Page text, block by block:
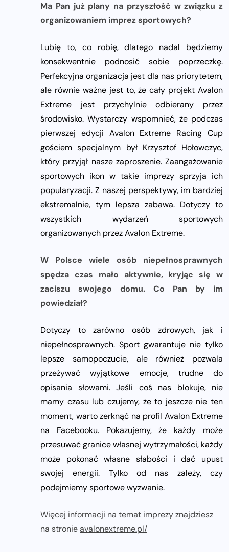
Ma Pan już plany na przyszłość w związku z
organizowaniem imprez sportowych?
Lubię to, co robię, dlatego nadal będziemy
konsekwentnie podnosić sobie poprzeczkę.
Perfekcyjna organizacja jest dla nas priorytetem,
ale równie ważne jest to, że cały projekt Avalon
Extreme jest przychylnie odbierany przez
środowisko. Wystarczy wspomnieć, że podczas
pierwszej edycji Avalon Extreme Racing Cup
gościem specjalnym był Krzysztof Hołowczyc,
który przyjął nasze zaproszenie. Zaangażowanie
sportowych ikon w takie imprezy sprzyja ich
popularyzacji. Z naszej perspektywy, im bardziej
ekstremalnie, tym lepsza zabawa. Dotyczy to
wszystkich wydarzeń sportowych
organizowanych przez Avalon Extreme.
W Polsce wiele osób niepełnosprawnych
spędza czas mało aktywnie, kryjąc się w
zaciszu swojego domu. Co Pan by im
powiedział?
Dotyczy to zarówno osób zdrowych, jak i
niepełnosprawnych. Sport gwarantuje nie tylko
lepsze samopoczucie, ale również pozwala
przeżywać wyjątkowe emocje, trudne do
opisania słowami. Jeśli coś nas blokuje, nie
mamy czasu lub czujemy, że to jeszcze nie ten
moment, warto zerknąć na profil Avalon Extreme
na Facebooku. Pokazujemy, że każdy może
przesuwać granice własnej wytrzymałości, każdy
może pokonać własne słabości i dać upust
swojej energii. Tylko od nas zależy, czy
podejmiemy sportowe wyzwanie.
Więcej informacji na temat imprezy znajdziesz
na stronieavalonextreme.pl/